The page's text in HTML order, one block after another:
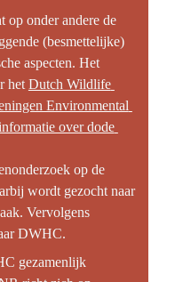
op onder andere de
(besmettelijke)
aspecten. Het
het Dutch Wildlife
Environmental
over dode
op de
wordt gezocht naar
Vervolgens
DWHC.
gezamenlijk